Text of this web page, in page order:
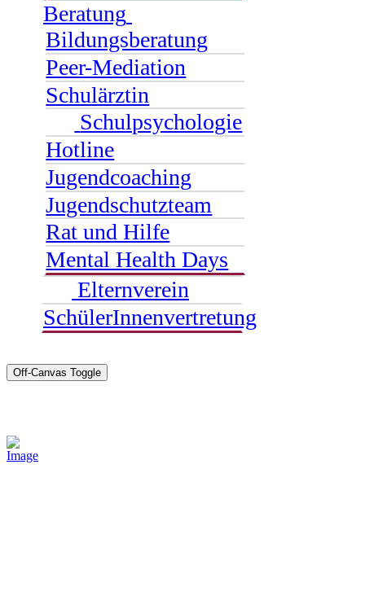
Beratung
Bildungsberatung
Peer-Mediation
Schulärztin
Schulpsychologie
Hotline
Jugendcoaching
Jugendschutzteam
Rat und Hilfe
Mental Health Days
Elternverein
SchülerInnenvertretung
Off-Canvas Toggle